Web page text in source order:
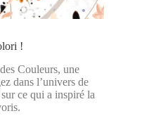
!
Couleurs, une
dans l’univers de
ce qui a inspiré la